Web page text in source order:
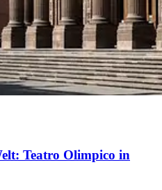
Teatro Olimpico in